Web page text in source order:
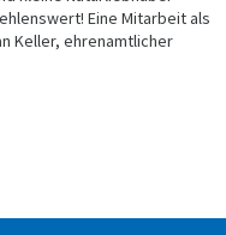
Eine Mitarbeit als
Keller, ehrenamtlicher